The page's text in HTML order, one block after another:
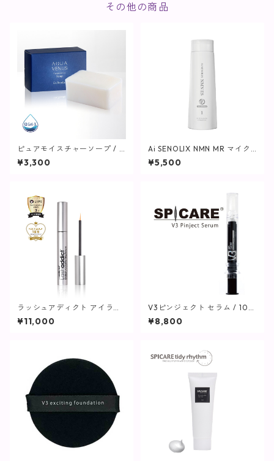
その他の商品
ピュアモイスチャーソープ / 11
0g【洗顔】
¥3,300
Ai SENOLIX NMN MR マイク
ロリペア （トリートメント）
¥5,500
ラッシュアディクト アイラッ
シュ コンディショニング セラ
ム アドバンス / 5ml【まつ毛
¥11,000
V3ピンジェクト セラム / 10m
l【SPICARE】
¥8,800